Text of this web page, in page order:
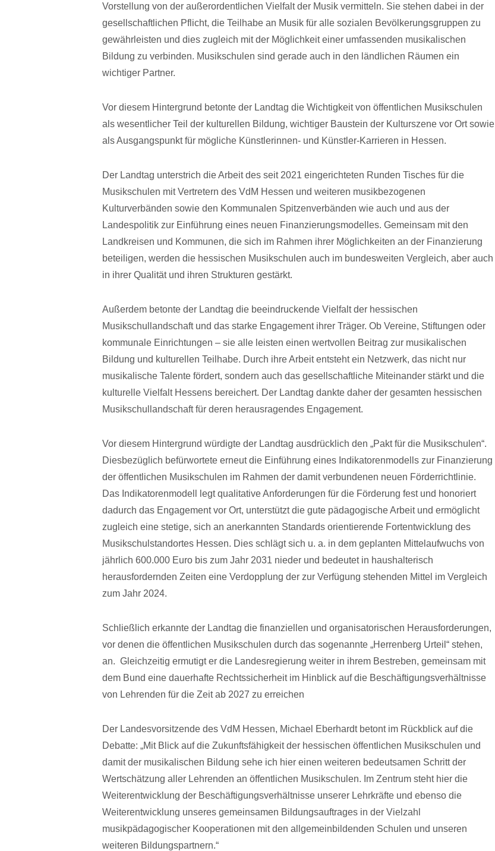
Vorstellung von der außerordentlichen Vielfalt der Musik vermitteln. Sie stehen dabei in der
gesellschaftlichen Pflicht, die Teilhabe an Musik für alle sozialen Bevölkerungsgruppen zu
gewährleisten und dies zugleich mit der Möglichkeit einer umfassenden musikalischen
Bildung zu verbinden. Musikschulen sind gerade auch in den ländlichen Räumen ein
wichtiger Partner.
Vor diesem Hintergrund betonte der Landtag die Wichtigkeit von öffentlichen Musikschulen
als wesentlicher Teil der kulturellen Bildung, wichtiger Baustein der Kulturszene vor Ort sowie
als Ausgangspunkt für mögliche Künstlerinnen- und Künstler-Karrieren in Hessen.
Der Landtag unterstrich die Arbeit des seit 2021 eingerichteten Runden Tisches für die
Musikschulen mit Vertretern des VdM Hessen und weiteren musikbezogenen
Kulturverbänden sowie den Kommunalen Spitzenverbänden wie auch und aus der
Landespolitik zur Einführung eines neuen Finanzierungsmodelles. Gemeinsam mit den
Landkreisen und Kommunen, die sich im Rahmen ihrer Möglichkeiten an der Finanzierung
beteiligen, werden die hessischen Musikschulen auch im bundesweiten Vergleich, aber auch
in ihrer Qualität und ihren Strukturen gestärkt.
Außerdem betonte der Landtag die beeindruckende Vielfalt der hessischen
Musikschullandschaft und das starke Engagement ihrer Träger. Ob Vereine, Stiftungen oder
kommunale Einrichtungen – sie alle leisten einen wertvollen Beitrag zur musikalischen
Bildung und kulturellen Teilhabe. Durch ihre Arbeit entsteht ein Netzwerk, das nicht nur
musikalische Talente fördert, sondern auch das gesellschaftliche Miteinander stärkt und die
kulturelle Vielfalt Hessens bereichert. Der Landtag dankte daher der gesamten hessischen
Musikschullandschaft für deren herausragendes Engagement.
Vor diesem Hintergrund würdigte der Landtag ausdrücklich den „Pakt für die Musikschulen“.
Diesbezüglich befürwortete erneut die Einführung eines Indikatorenmodells zur Finanzierung
der öffentlichen Musikschulen im Rahmen der damit verbundenen neuen Förderrichtlinie.
Das Indikatorenmodell legt qualitative Anforderungen für die Förderung fest und honoriert
dadurch das Engagement vor Ort, unterstützt die gute pädagogische Arbeit und ermöglicht
zugleich eine stetige, sich an anerkannten Standards orientierende Fortentwicklung des
Musikschulstandortes Hessen. Dies schlägt sich u. a. in dem geplanten Mittelaufwuchs von
jährlich 600.000 Euro bis zum Jahr 2031 nieder und bedeutet in haushalterisch
herausfordernden Zeiten eine Verdopplung der zur Verfügung stehenden Mittel im Vergleich
zum Jahr 2024.
Schließlich erkannte der Landtag die finanziellen und organisatorischen Herausforderungen,
vor denen die öffentlichen Musikschulen durch das sogenannte „Herrenberg Urteil“ stehen,
an. Gleichzeitig ermutigt er die Landesregierung weiter in ihrem Bestreben, gemeinsam mit
dem Bund eine dauerhafte Rechtssicherheit im Hinblick auf die Beschäftigungsverhältnisse
von Lehrenden für die Zeit ab 2027 zu erreichen
Der Landesvorsitzende des VdM Hessen, Michael Eberhardt betont im Rückblick auf die
Debatte: „Mit Blick auf die Zukunftsfähigkeit der hessischen öffentlichen Musikschulen und
damit der musikalischen Bildung sehe ich hier einen weiteren bedeutsamen Schritt der
Wertschätzung aller Lehrenden an öffentlichen Musikschulen. Im Zentrum steht hier die
Weiterentwicklung der Beschäftigungsverhältnisse unserer Lehrkräfte und ebenso die
Weiterentwicklung unseres gemeinsamen Bildungsauftrages in der Vielzahl
musikpädagogischer Kooperationen mit den allgemeinbildenden Schulen und unseren
weiteren Bildungspartnern.“